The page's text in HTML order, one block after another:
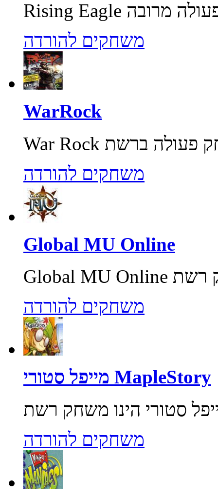
משחקים להורדה
WarRock
משחקים להורדה
Global MU Online
משחקים להורדה
מייפל סטורי MapleStory
משחקים להורדה